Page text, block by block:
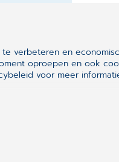
verbeteren en
oproepen en ook
voor meer